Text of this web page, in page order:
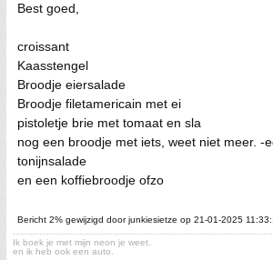
Best goed,
croissant
Kaasstengel
Broodje eiersalade
Broodje filetamericain met ei
pistoletje brie met tomaat en sla
nog een broodje met iets, weet niet meer. -
tonijnsalade
en een koffiebroodje ofzo
Bericht 2% gewijzigd door junkiesietze op 21-01-2025
Ik boek je met mijn neon je weet.
en ik heb ook een auto.